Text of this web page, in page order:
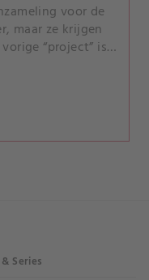
voor de
maar ze krijgen
“project” is
Series